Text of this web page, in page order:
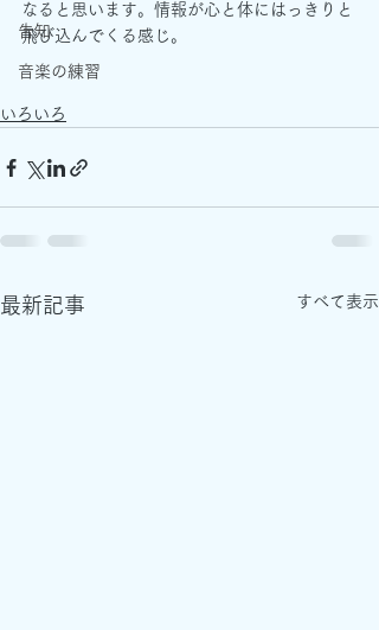
告知
音楽の練習
なると思います。情報が心と体にはっきりと
飛び込んでくる感じ。
いろいろ
最新記事 すべて表示